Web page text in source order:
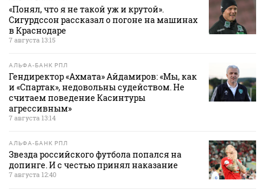
«Понял, что я не такой уж и крутой».
Сигурдссон рассказал о погоне на машинах
в Краснодаре
7 августа 13:15
АЛЬФА-БАНК РПЛ
Гендиректор «Ахмата» Айдамиров: «Мы, как
и «Спартак», недовольны судейством. Не
считаем поведение Касинтуры
агрессивным»
7 августа 13:14
АЛЬФА-БАНК РПЛ
Звезда российского футбола попался на
допинге. И с честью принял наказание
7 августа 12:40